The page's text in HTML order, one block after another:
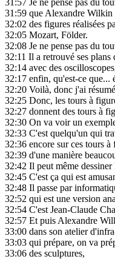
31:57 Je ne pense pas du
31:59 que Alexandre Wilkin
32:02 des figures réalisées
32:05 Mozart, Földer.
32:08 Je ne pense pas du
32:11 Il a retrouvé ses
32:14 avec des
32:17 enfin, qu'est-ce que...
32:20 Voilà, donc j'ai
32:25 Donc, les tours à
32:27 donnent des tours à
32:30 On va voir un
32:33 C'est quelqu'un qui
32:36 encore sur ces tours à
32:39 d'une manière
32:42 Il peut même dessiner
32:45 C'est ça qui est
32:48 Il passe par
32:52 qui est une version
32:54 C'est Jean-Claude
32:57 Et puis Alexandre
33:00 dans son atelier
33:03 qui prépare, on va
33:06 des sculptures,